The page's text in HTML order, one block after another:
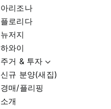
아리조나
플로리다
뉴저지
하와이
주거 & 투자
신규 분양(새집)
경매/플리핑
소개